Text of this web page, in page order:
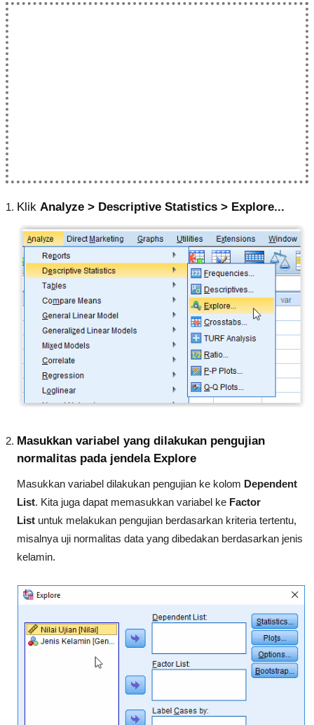
Klik Analyze > Descriptive Statistics > Explore...
Masukkan variabel yang dilakukan pengujian
normalitas pada jendela Explore
Masukkan variabel dilakukan pengujian ke kolom Dependent
List. Kita juga dapat memasukkan variabel ke Factor
List untuk melakukan pengujian berdasarkan kriteria tertentu,
misalnya uji normalitas data yang dibedakan berdasarkan jenis
kelamin.